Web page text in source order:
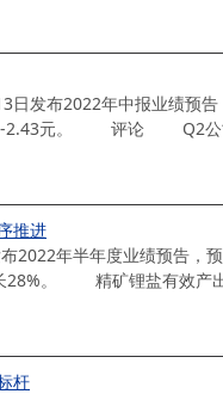
2022年中报业绩预告，
-2.43元。 评论 Q2公司
推进
年半年度业绩预告，预
28%。 精矿锂盐有效产
杆